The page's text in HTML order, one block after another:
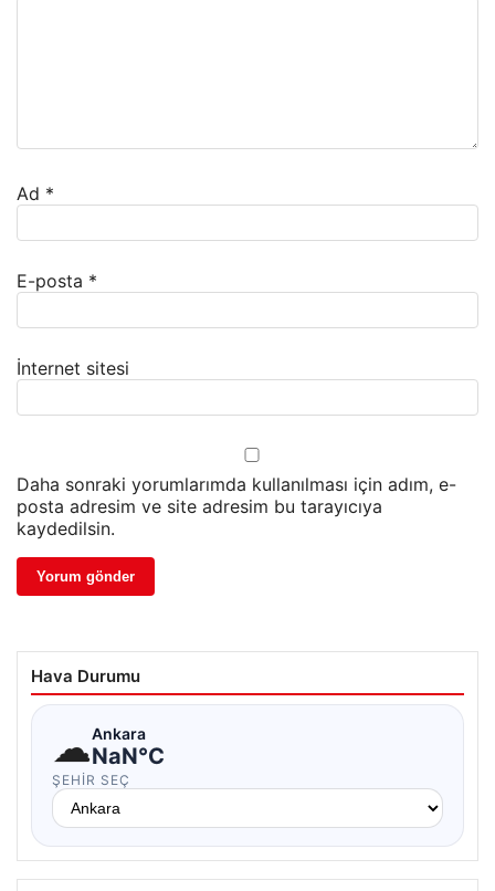
Ad *
E-posta *
İnternet sitesi
Daha sonraki yorumlarımda kullanılması için adım, e-
posta adresim ve site adresim bu tarayıcıya
kaydedilsin.
Hava Durumu
☁Ankara
NaN°C
ŞEHIR SEÇ